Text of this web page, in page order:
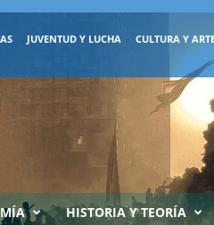
JUVENTUD Y LUCHA CULTURA Y
HISTORIA Y TEORÍA